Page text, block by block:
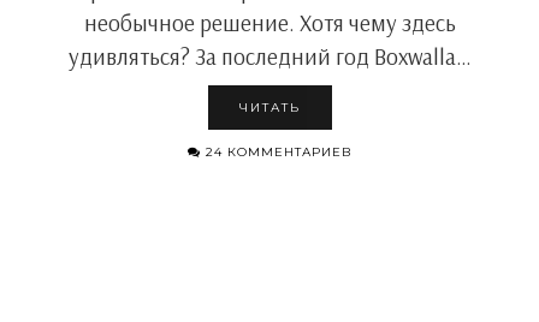
необычное решение. Хотя чему здесь
удивляться? За последний год Boxwalla…
ЧИТАТЬ
24 КОММЕНТАРИЕВ